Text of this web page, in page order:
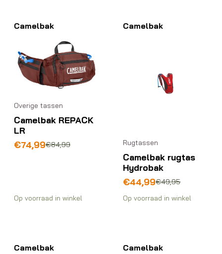
Camelbak
Overige tassen
Camelbak REPACK
LR
€84,99
Oorspronkelijke
€74,99
Huidige
Op voorraad in winkel
Camelbak
Rugtassen
Camelbak rugtas
Hydrobak
€49,95
Oorspronkelijke
was:
€44,99
Huidige
is:
Op voorraad in winkel
Camelbak Camelbak